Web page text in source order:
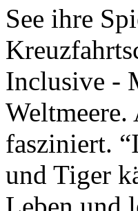
See ihre
Inclusive -
fasziniert.
und Tiger